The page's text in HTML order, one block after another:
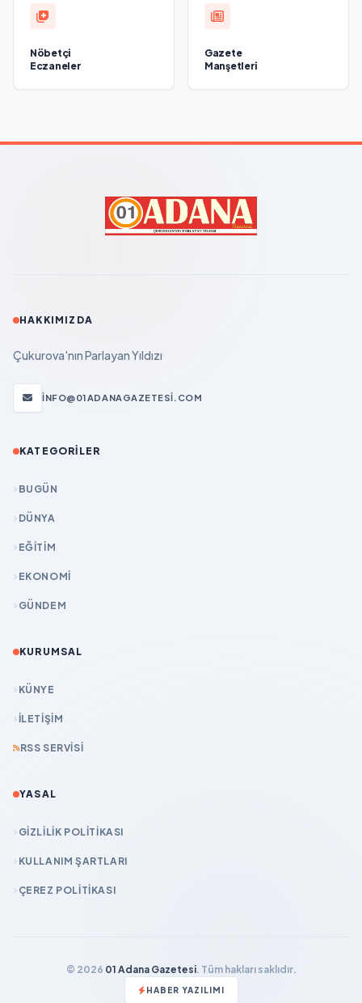
Nöbetçi
Eczaneler
Gazete
Manşetleri
HAKKIMIZDA
Çukurova'nın Parlayan Yıldızı
INFO@01ADANAGAZETESI.COM
KATEGORILER
BUGÜN
DÜNYA
EĞİTİM
EKONOMİ
GÜNDEM
KURUMSAL
KÜNYE
İLETIŞIM
RSS SERVISI
YASAL
GIZLILIK POLITIKASI
KULLANIM ŞARTLARI
ÇEREZ POLITIKASI
© 2026 01 Adana Gazetesi. Tüm hakları saklıdır.
HABER YAZILIMI